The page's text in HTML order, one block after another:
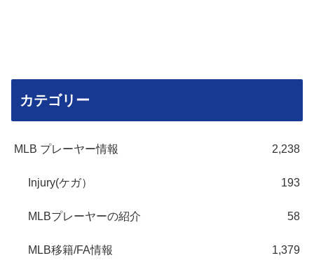
カテゴリー
MLB プレーヤー情報 2,238
Injury(ケガ） 193
MLBプレーヤーの紹介 58
MLB移籍/FA情報 1,379